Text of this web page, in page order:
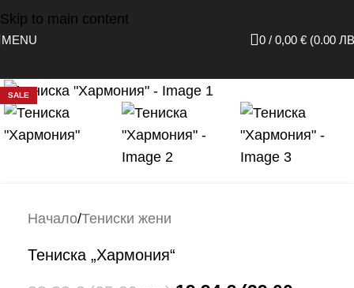
Skip to main content
MENU 0 / 0,00 € (0.00
SALE
Начало/Тениски жени
Тениска „Хармония“